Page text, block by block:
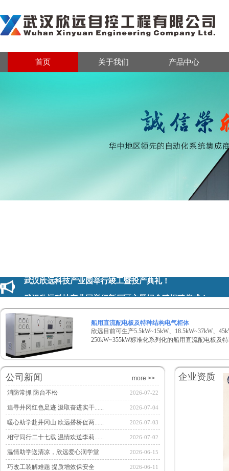
首页 关于我们 产品中心
武汉欣远科技产业园举行竣工暨投产典礼！
武汉欣远科技产业园举行新厂区主题纪念碑揭碑仪式！
欣远科技产业园举行首次升旗仪式
武汉欣远科技产业园举行竣工暨投产典礼！
武汉欣远科技产业园举行新厂区主题纪念碑揭碑仪式！
欣远科技产业园举行首次升旗仪式
船用直流配电板及特种结构电气柜体
欣远目前可生产5.5kW~15kW、18.5kW~37kW、
250kW~355kW标准化系列化的船用直流配电板及
企
公司新闻
more >>
消防常抓 防台不松
2026-07-22
追寻井冈红色足迹 汲取奋进实干...... 2026-07-04
暖心助学赴井冈山 欣远搭桥促两...... 2026-07-03
相守同行二十七载 温情欢送李莉...... 2026-07-02
温情助学送清凉，欣远爱心润学堂 2026-06-15
巧改工装解难题 提质增效保安全 2026-06-11